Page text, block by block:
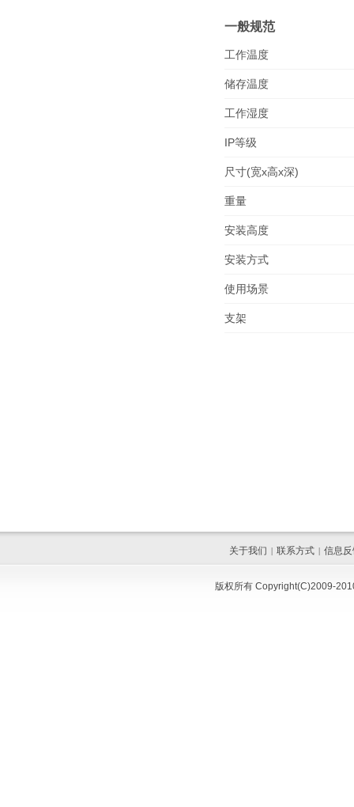
一般规范
工作温度
储存温度
工作湿度
IP等级
尺寸(宽x高x深)
重量
安装高度
安装方式
使用场景
支架
关于我们 | 联系方式 | 信息
版权所有 Copyright(C)2009-